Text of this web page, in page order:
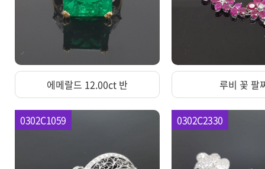
에메랄드 12.00ct 반 루비 꽃 팔
0302C1059 0302C2330